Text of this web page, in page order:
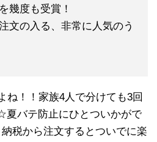
幾度も受賞！
文の入る、非常に人気のう
ね！！家族4人で分けても3回
夏バテ防止にひとついかがで
税から注文するとついでに楽